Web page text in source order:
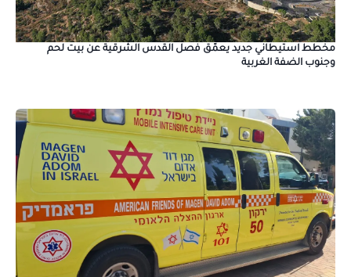
مخطط استيطاني جديد يعمّق فصل القدس الشرقية عن بيت لحم
وجنوب الضفة الغربية